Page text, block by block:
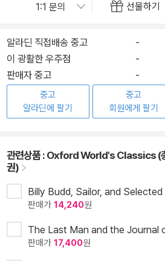
선물하기
알라딘 직접배송 중고
-
이 광활한 우주점
-
판매자 중고
-
중고
알라딘에 팔기
중고
회원에게 팔기
관련상품 :Oxford World's Classics (
권)
Billy Budd, Sailor, and
판매가 14,240원
The Last Man and the Journal
판매가 17,400원